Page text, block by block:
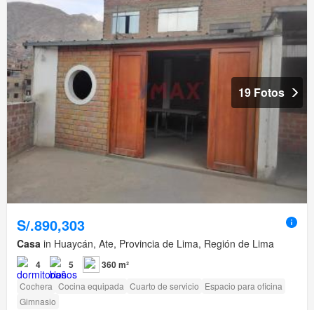
19 Fotos
S/.890,303
Casa in Huaycán, Ate, Provincia de Lima, Región de Lima
4 5 360 m²
Cochera Cocina equipada Cuarto de servicio Espacio para oficina
Gimnasio